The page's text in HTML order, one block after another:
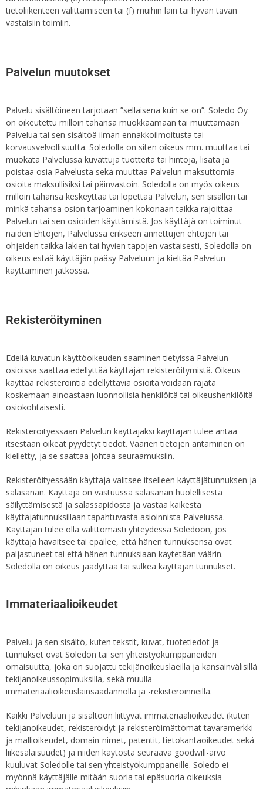
tietoliikenteen välittämiseen tai (f) muihin lain tai hyvän tavan
vastaisiin toimiin.
Palvelun muutokset
Palvelu sisältöineen tarjotaan ”sellaisena kuin se on”. Soledo Oy
on oikeutettu milloin tahansa muokkaamaan tai muuttamaan
Palvelua tai sen sisältöä ilman ennakkoilmoitusta tai
korvausvelvollisuutta. Soledolla on siten oikeus mm. muuttaa tai
muokata Palvelussa kuvattuja tuotteita tai hintoja, lisätä ja
poistaa osia Palvelusta sekä muuttaa Palvelun maksuttomia
osioita maksullisiksi tai päinvastoin. Soledolla on myös oikeus
milloin tahansa keskeyttää tai lopettaa Palvelun, sen sisällön tai
minkä tahansa osion tarjoaminen kokonaan taikka rajoittaa
Palvelun tai sen osioiden käyttämistä. Jos käyttäjä on toiminut
näiden Ehtojen, Palvelussa erikseen annettujen ehtojen tai
ohjeiden taikka lakien tai hyvien tapojen vastaisesti, Soledolla on
oikeus estää käyttäjän pääsy Palveluun ja kieltää Palvelun
käyttäminen jatkossa.
Rekisteröityminen
Edellä kuvatun käyttöoikeuden saaminen tietyissä Palvelun
osioissa saattaa edellyttää käyttäjän rekisteröitymistä. Oikeus
käyttää rekisteröintiä edellyttäviä osioita voidaan rajata
koskemaan ainoastaan luonnollisia henkilöitä tai oikeushenkilöitä
osiokohtaisesti.
Rekisteröityessään Palvelun käyttäjäksi käyttäjän tulee antaa
itsestään oikeat pyydetyt tiedot. Väärien tietojen antaminen on
kielletty, ja se saattaa johtaa seuraamuksiin.
Rekisteröityessään käyttäjä valitsee itselleen käyttäjätunnuksen ja
salasanan. Käyttäjä on vastuussa salasanan huolellisesta
säilyttämisestä ja salassapidosta ja vastaa kaikesta
käyttäjätunnuksillaan tapahtuvasta asioinnista Palvelussa.
Käyttäjän tulee olla välittömästi yhteydessä Soledoon, jos
käyttäjä havaitsee tai epäilee, että hänen tunnuksensa ovat
paljastuneet tai että hänen tunnuksiaan käytetään väärin.
Soledolla on oikeus jäädyttää tai sulkea käyttäjän tunnukset.
Immateriaalioikeudet
Palvelu ja sen sisältö, kuten tekstit, kuvat, tuotetiedot ja
tunnukset ovat Soledon tai sen yhteistyökumppaneiden
omaisuutta, joka on suojattu tekijänoikeuslaeilla ja kansainvälisillä
tekijänoikeussopimuksilla, sekä muulla
immateriaalioikeuslainsäädännöllä ja -rekisteröinneillä.
Kaikki Palveluun ja sisältöön liittyvät immateriaalioikeudet (kuten
tekijänoikeudet, rekisteröidyt ja rekisteröimättömät tavaramerkki-
ja mallioikeudet, domain-nimet, patentit, tietokantaoikeudet sekä
liikesalaisuudet) ja niiden käytöstä seuraava goodwill-arvo
kuuluvat Soledolle tai sen yhteistyökumppaneille. Soledo ei
myönnä käyttäjälle mitään suoria tai epäsuoria oikeuksia